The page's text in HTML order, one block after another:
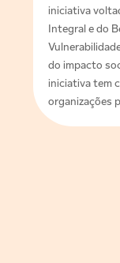
iniciativa
Integral e do
do impacto
iniciativa tem
organizações